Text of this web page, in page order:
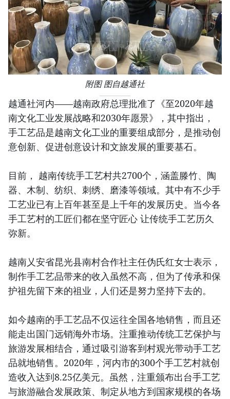
附图 图自越通社
越通社河内——越南政府总理批准了《至2020年越
南文化工业发展战略和2030年愿景》，其中指出，
手工艺品是越南文化工业的重要组成部分，是推动创
意创新、促进创意设计和文旅发展的重要基石。
目前， 越南传统手工艺村共2700个，涵盖滕竹、陶
器、木制、纺织、刺绣、磨漆等领域。其中有不少手
工艺业已有上百年甚至是上千年的发展历史。当今各
手工艺村的工匠们都在坚守匠心 让传统手工艺历久
弥新。
越南乂安省昆光县南村合作社主任伪氏红女士表示，
制作手工艺品带来的收入虽然不高，但为了传承和保
护祖先留下来的祖业，人们还是努力坚持下去的。
如今越南的手工艺品不仅运往全国各地销售，而且还
能走出国门远销海外市场。注重推动传统工艺保护与
旅游发展相结合，通过吸引游客到村观光带动手工艺
品就地销售。2020年，河内市的300个手工艺村就创
造收入达到8.25亿美元。虽然，注重颁布出台手工艺
与旅游融合发展政策、制定从地方到国家规模的各场